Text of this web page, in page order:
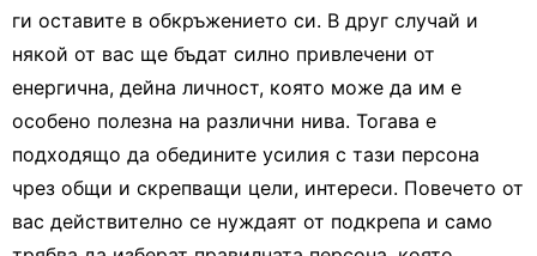
ги оставите в обкръжението си. В друг случай и
някой от вас ще бъдат силно привлечени от
енергична, дейна личност, която може да им е
особено полезна на различни нива. Тогава е
подходящо да обедините усилия с тази персона
чрез общи и скрепващи цели, интереси. Повечето от
вас действително се нуждаят от подкрепа и само